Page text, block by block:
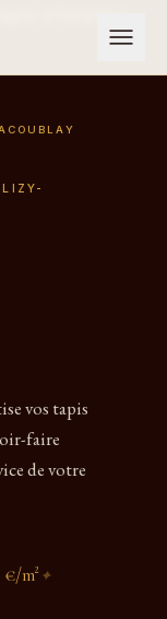
vos tapis
faire
de votre
m² ✦